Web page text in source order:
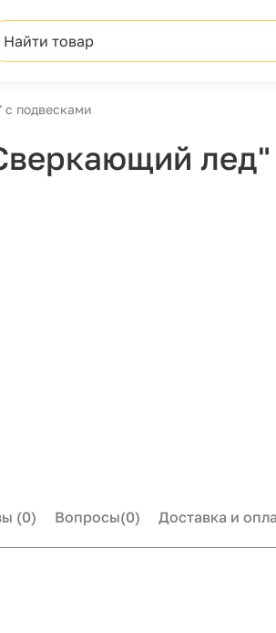
Найти товар
подвесками
(0) Вопросы(0) Доставка и